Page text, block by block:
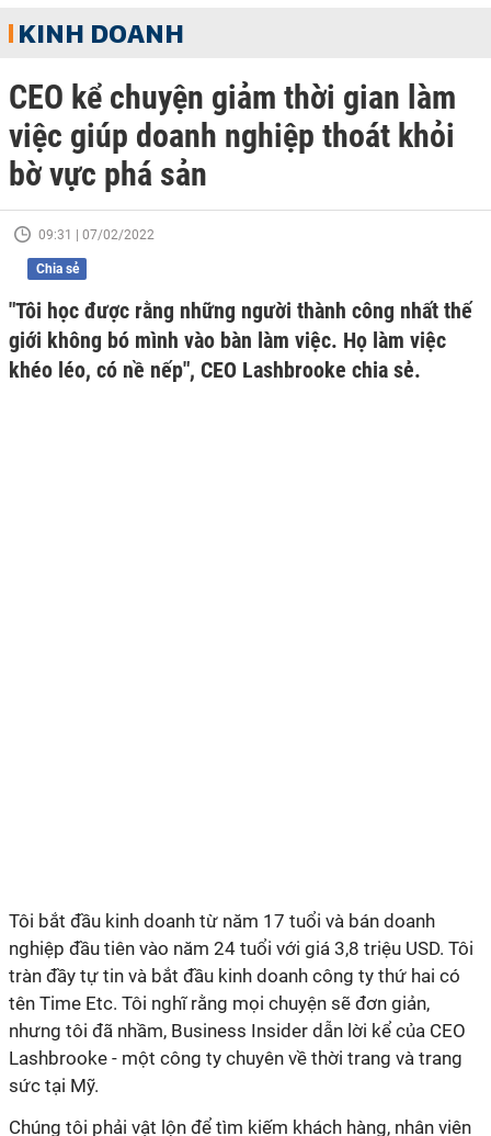
KINH DOANH
CEO kể chuyện giảm thời gian làm
việc giúp doanh nghiệp thoát khỏi
bờ vực phá sản
09:31 | 07/02/2022
Chia sẻ
"Tôi học được rằng những người thành công nhất thế
giới không bó mình vào bàn làm việc. Họ làm việc
khéo léo, có nề nếp", CEO Lashbrooke chia sẻ.
Tôi bắt đầu kinh doanh từ năm 17 tuổi và bán doanh
nghiệp đầu tiên vào năm 24 tuổi với giá 3,8 triệu USD. Tôi
tràn đầy tự tin và bắt đầu kinh doanh công ty thứ hai có
tên Time Etc. Tôi nghĩ rằng mọi chuyện sẽ đơn giản,
nhưng tôi đã nhầm, Business Insider dẫn lời kể của CEO
Lashbrooke - một công ty chuyên về thời trang và trang
sức tại Mỹ.
Chúng tôi phải vật lộn để tìm kiếm khách hàng, nhân viên